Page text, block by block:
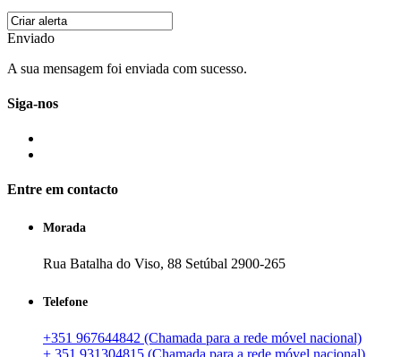
Enviado
A sua mensagem foi enviada com sucesso.
Siga-nos
Entre em contacto
Morada
Rua Batalha do Viso, 88 Setúbal 2900-265
Telefone
+351 967644842 (Chamada para a rede móvel nacional)
+ 351 931304815 (Chamada para a rede móvel nacional)